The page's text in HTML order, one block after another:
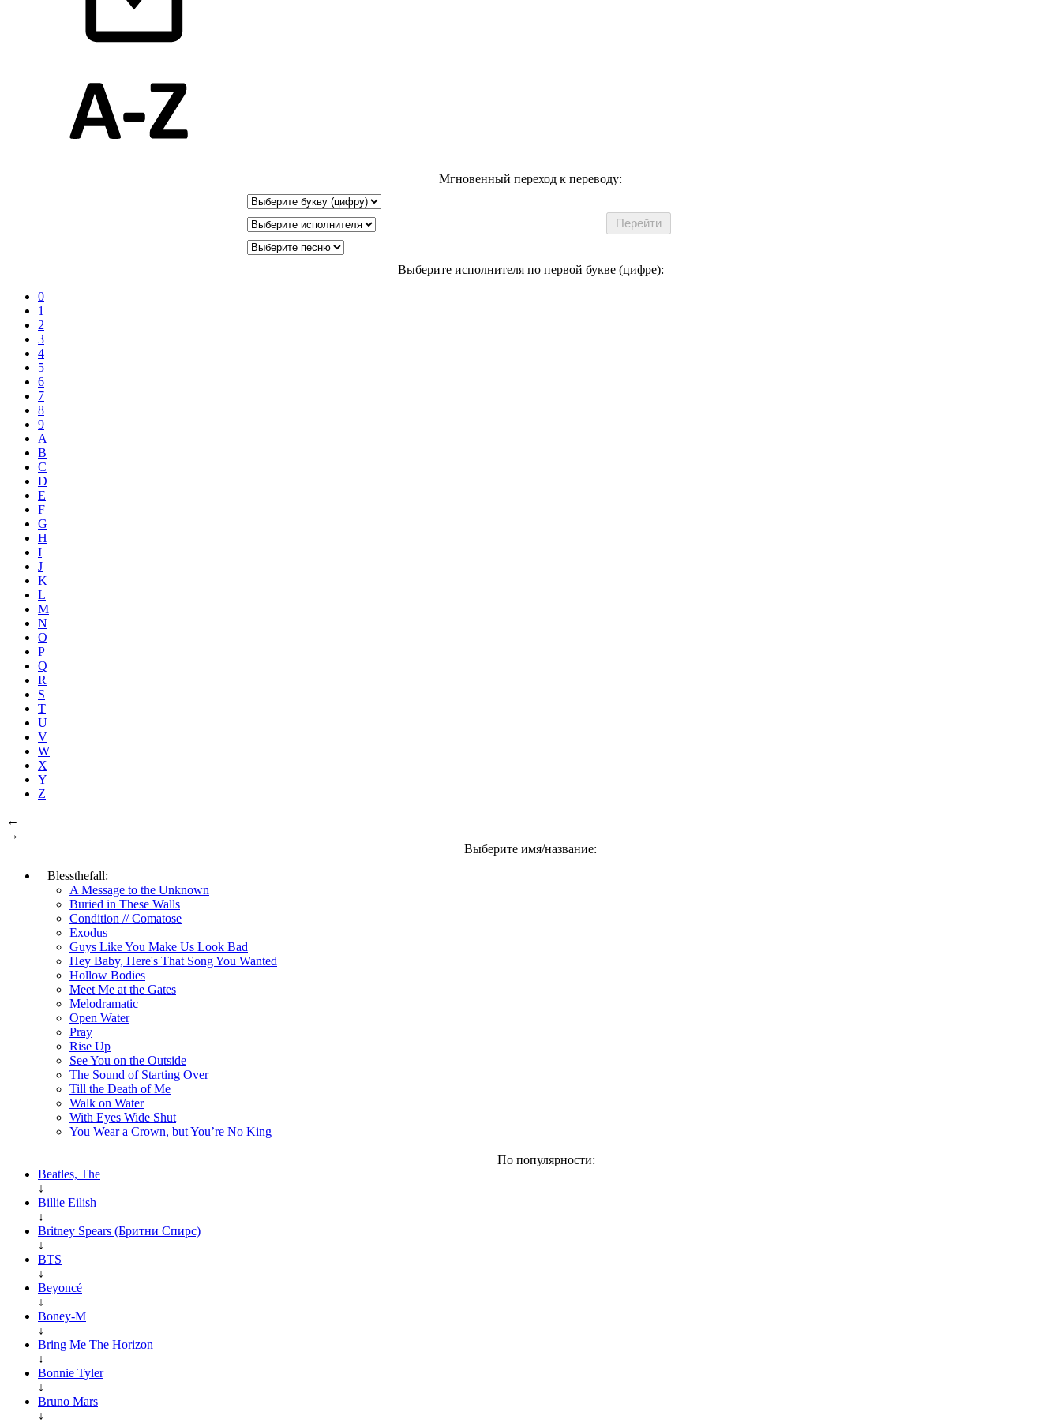
Мгновенный переход к переводу:
Выберите исполнителя по первой букве (цифре):
0
1
2
3
4
5
6
7
8
9
A
B
C
D
E
F
G
H
I
J
K
L
M
N
O
P
Q
R
S
T
U
V
W
X
Y
Z
←
→
Выберите имя/название:
Blessthefall:
A Message to the Unknown
Buried in These Walls
Condition // Comatose
Exodus
Guys Like You Make Us Look Bad
Hey Baby, Here's That Song You Wanted
Hollow Bodies
Meet Me at the Gates
Melodramatic
Open Water
Pray
Rise Up
See You on the Outside
The Sound of Starting Over
Till the Death of Me
Walk on Water
With Eyes Wide Shut
You Wear a Crown, but You’re No King
По популярности:
Beatles, The
↓
Billie Eilish
↓
Britney Spears (Бритни Спирс)
↓
BTS
↓
Beyoncé
↓
Boney-M
↓
Bring Me The Horizon
↓
Bonnie Tyler
↓
Bruno Mars
↓